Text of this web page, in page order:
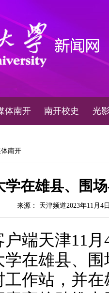
体南开 南开校史 光
南开
学在雄县、围
来源： 天津频道2023年11月4
天津11月4
学在雄县、
工作站，并